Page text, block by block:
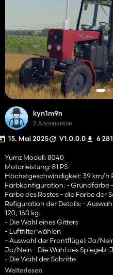
kyn1m9n
2 Abonnenten
15. Mai 2025 V1.0.0.0 6 281
Yumz Modell: 8040
Motorleistung: 81 PS
Höchstgeschwindigkeit: 39 km/h
Farbkonfiguration: - Grundfarbe
Farbe des Rostes - die Farbe der
Refiguration der Details: -
120, 160 kg.
- Die Wahl eines Gitters
- Luftfilter wählen
- Auswahl der Frontflügel: Ja/
Ja/Nein - Die Wahl des Spiegels:
- Die Wahl der Schritte
- Die Wahl des Raumes
Weiterlesen